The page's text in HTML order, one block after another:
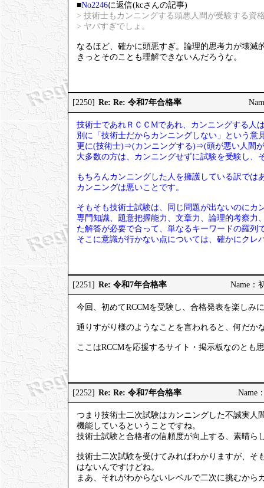
■No2246に返信(kcさんの記事)
> 技術士もカンニングする頭悪人間が受験する資
> ヤバすぎでしょ。
なるほど、確かに頭悪すぎ。論理的思考力が壊滅
きっとそのことも理解できないんだろうな。
[2250] Re: Re: 令和7年合格率
技術士であれＲＣＣМであれ、カンニングする人
別に「技術士だからカンニングしない」という意
更に(技術士)⇒(カンニングする)⇒(頭が悪い人間
大多数の方は、カンニングせずに試験を受験し、
もちろんカンニングした人を擁護している訳では
カンニングは悪いことです。
そもそも技術士試験は、同じ問題が出ないのにカ
専門知識、題意把握能力、文章力、論理的考察力
た解答が必要で合って、単なるキーワードの羅列
そこに意識が行かない点については、確かにクレ
[2251] Re: 令和7年合格率 Name：
今回、初めてRCCMを受験し、合格発表を楽しみ
通りすがり様のようなことを言われると、何だか
ここはRCCMを応援するサイト・掲示板なのとも
[2252] Re: Re: 令和7年合格率 Name
つまり技術士二次試験はカンニングした不誠実人
機能しているということですね。
技術士試験と合格者の信頼度が向上する、素晴ら
技術士二次試験を受けてみればわかりますが、そ
はないんですけどね。
まあ、それがわからないレベルで二次に挑むから